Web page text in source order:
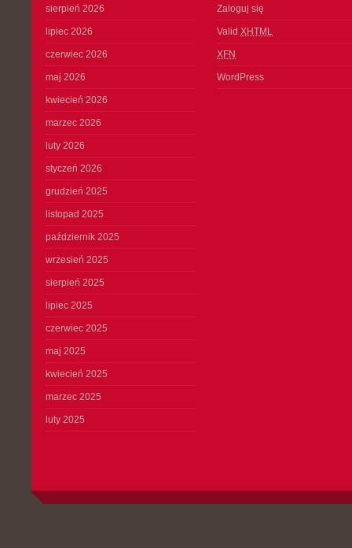
sierpień 2026
lipiec 2026
czerwiec 2026
maj 2026
kwiecień 2026
marzec 2026
luty 2026
styczeń 2026
grudzień 2025
listopad 2025
październik 2025
wrzesień 2025
sierpień 2025
lipiec 2025
czerwiec 2025
maj 2025
kwiecień 2025
marzec 2025
luty 2025
Zaloguj się
Valid XHTML
XFN
WordPress